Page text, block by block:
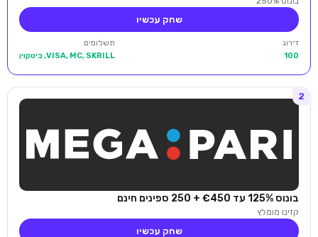
שחק עכשיו
דירוג
100
תשלומים
VISA, MC, SKRILL, ביטקוין
2
בונוס 125% עד €450 + 250 ספינים חינם
קזינו מומלץ
שחק עכשיו